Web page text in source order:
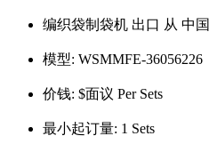
编织袋制袋机 出口 从 中国
模型: WSMMFE-36056226
价钱: $面议 Per Sets
最小起订量: 1 Sets